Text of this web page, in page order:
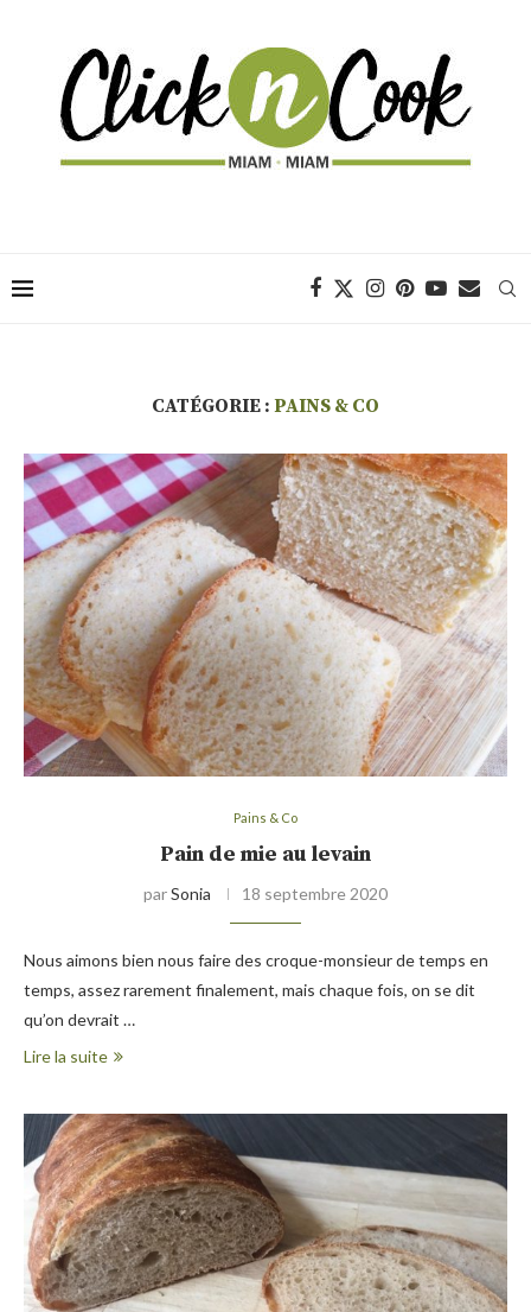
CATÉGORIE : PAINS & CO
Pains & Co
Pain de mie au levain
parSonia 18 septembre 2020
Nous aimons bien nous faire des croque-monsieur de temps en
temps, assez rarement finalement, mais chaque fois, on se dit
qu’on devrait …
Lire la suite